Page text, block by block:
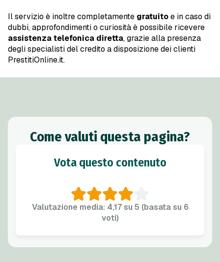
Il servizio è inoltre completamente gratuitoe in caso di
dubbi, approfondimenti o curiosità è possibile ricevere
assistenza telefonica diretta, grazie alla presenza
degli specialisti del credito a disposizione dei clienti
PrestitiOnline.it.
Come valuti questa pagina?
Vota questo contenuto
Valutazione media: 4,17 su 5 (basata su 6
voti)